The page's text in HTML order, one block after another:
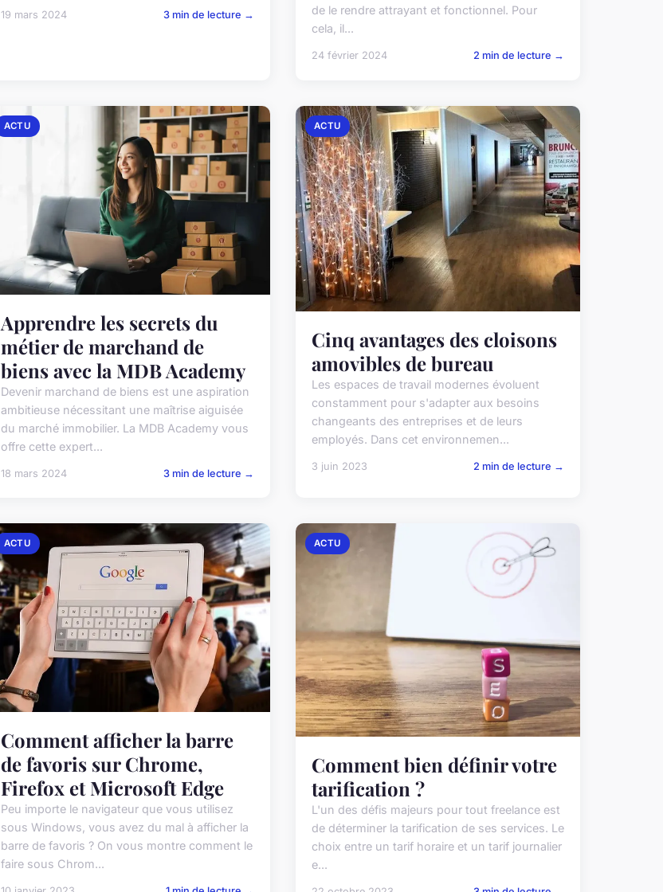
19 mars 2024 3 min de lecture →
de le rendre attrayant et fonctionnel. Pour
cela, il...
24 février 2024 2 min de lecture →
ACTU
Apprendre les secrets du
métier de marchand de
biens avec la MDB Academy
Devenir marchand de biens est une aspiration
ambitieuse nécessitant une maîtrise aiguisée
du marché immobilier. La MDB Academy vous
offre cette expert...
18 mars 2024 3 min de lecture →
ACTU
Cinq avantages des cloisons
amovibles de bureau
Les espaces de travail modernes évoluent
constamment pour s'adapter aux besoins
changeants des entreprises et de leurs
employés. Dans cet environnemen...
3 juin 2023 2 min de lecture →
ACTU
Comment afficher la barre
de favoris sur Chrome,
Firefox et Microsoft Edge
Peu importe le navigateur que vous utilisez
sous Windows, vous avez du mal à afficher la
barre de favoris ? On vous montre comment le
faire sous Chrom...
ACTU
Comment bien définir votre
tarification ?
L'un des défis majeurs pour tout freelance est
de déterminer la tarification de ses services. Le
choix entre un tarif horaire et un tarif journalier
e...